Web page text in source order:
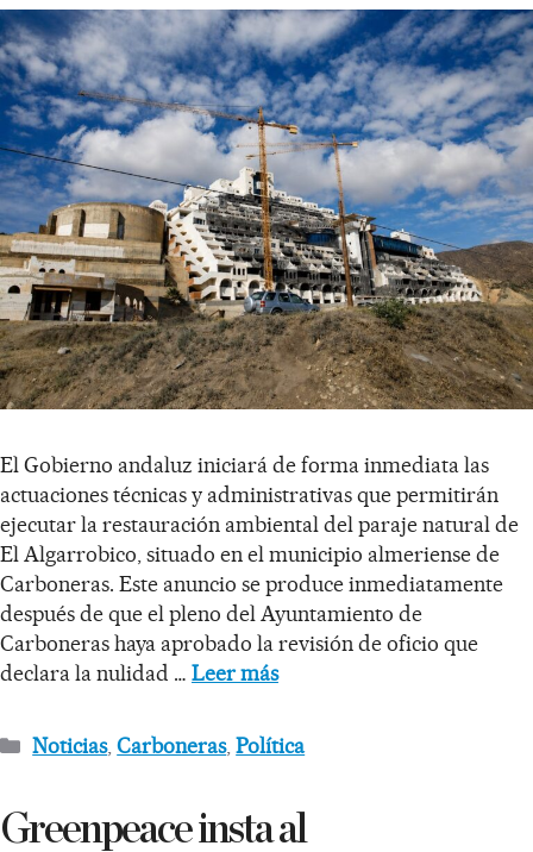
El Gobierno andaluz iniciará de forma inmediata las
actuaciones técnicas y administrativas que permitirán
ejecutar la restauración ambiental del paraje natural de
El Algarrobico, situado en el municipio almeriense de
Carboneras. Este anuncio se produce inmediatamente
después de que el pleno del Ayuntamiento de
Carboneras haya aprobado la revisión de oficio que
declara la nulidad … Leer más
Noticias,Carboneras,Política
Greenpeace insta al